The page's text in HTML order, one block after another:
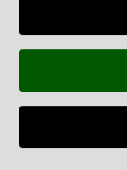
Privacy policy
Assistenza